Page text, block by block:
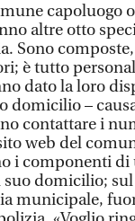
capoluogo
altre otto
Sono
è tutto
dato la loro
domicilio –
contattare i
web del
i componenti
suo domicilio;
municipale,